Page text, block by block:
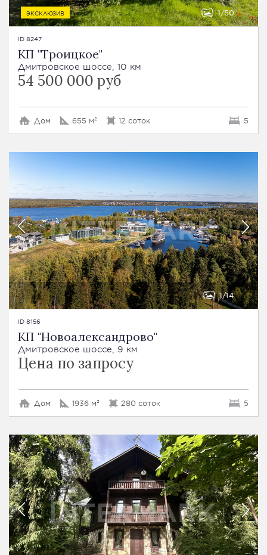
ЭКСКЛЮЗИВ 1 50
ID 8247
КП "Троицкое"
Дмитровское шоссе, 10 км
54 500 000 руб
Дом 655 м² 12 соток 5
1 14
ID 8156
КП "Новоалександрово"
Дмитровское шоссе, 9 км
Цена по запросу
Дом 1936 м² 280 соток 5